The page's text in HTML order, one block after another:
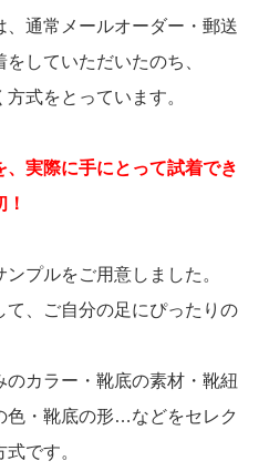
、通常メールオーダー・郵送
していただいたのち、
式をとっています。
実際に手にとって試着でき
プルをご用意しました。
て、ご自分の足にぴったりの
カラー・靴底の素材・靴紐
色・靴底の形…などをセレク
です。